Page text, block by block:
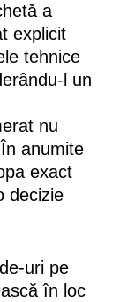
a
explicit
tehnice
l un
nu
anumite
exact
decizie
uri pe
în loc